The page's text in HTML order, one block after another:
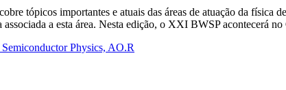
tópicos importantes e atuais das áreas de atuação da
associada a esta área. Nesta edição, o XXI BWSP
Physics, AO.R